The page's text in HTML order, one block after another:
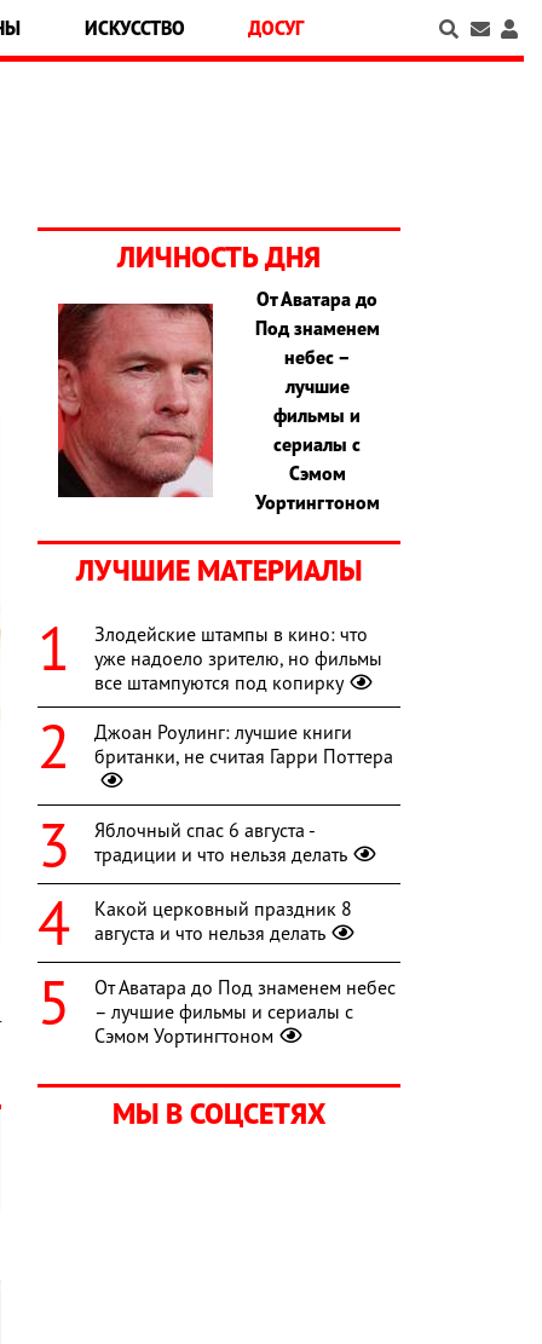
ИСКУССТВО ДОСУГ
ЛИЧНОСТЬ ДНЯ
От Аватара до
Под знаменем
небес –
лучшие
фильмы и
сериалы с
Сэмом
Уортингтоном
ЛУЧШИЕ МАТЕРИАЛЫ
Злодейские штампы в кино: что
уже надоело зрителю, но фильмы
все штампуются под копирку
Джоан Роулинг: лучшие книги
британки, не считая Гарри Поттера
Яблочный спас 6 августа -
традиции и что нельзя делать
Какой церковный праздник 8
августа и что нельзя делать
От Аватара до Под знаменем небес
– лучшие фильмы и сериалы с
Сэмом Уортингтоном
МЫ В СОЦСЕТЯХ